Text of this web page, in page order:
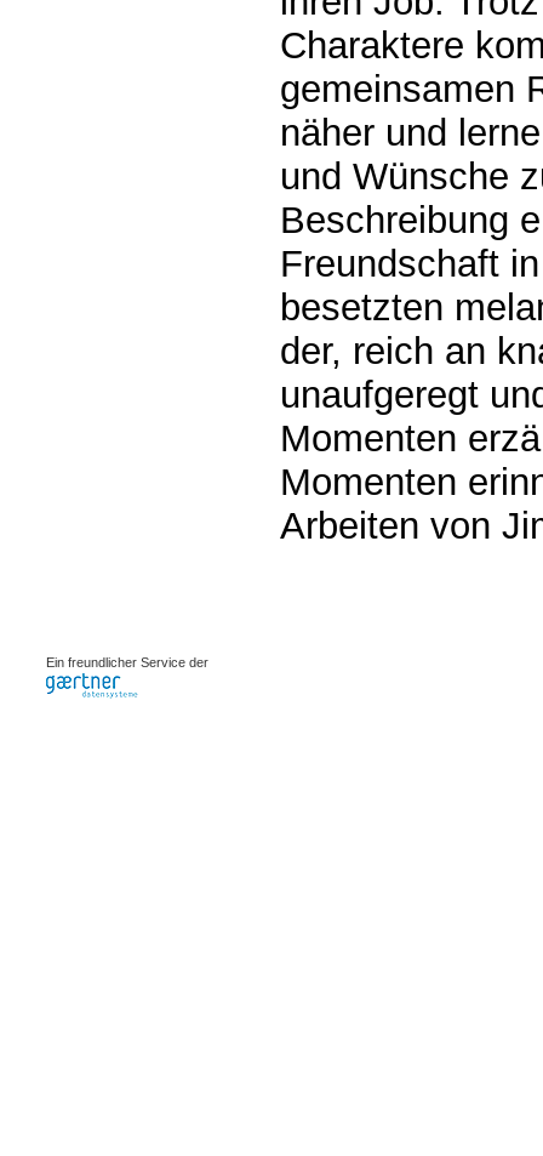
Charaktere
gemeinsamen
näher und
und Wünsche
Beschreibung
Freundschaft
besetzten
der, reich an
unaufgeregt
Momenten
Momenten
Arbeiten von
Ein freundlicher Service der